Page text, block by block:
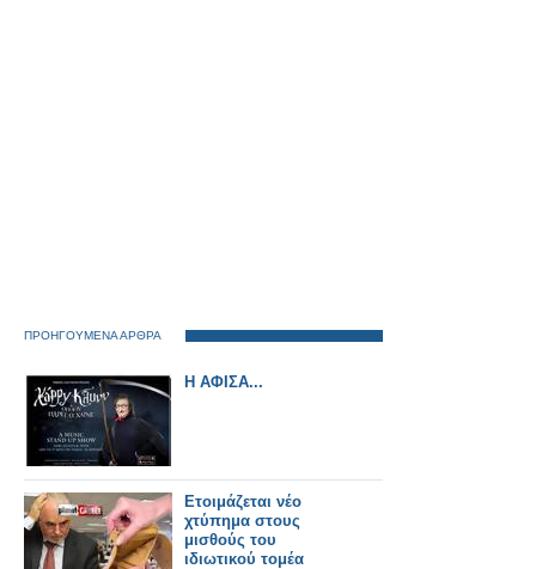
ΠΡΟΗΓΟΥΜΕΝΑ ΑΡΘΡΑ
Η ΑΦΙΣΑ...
Ετοιμάζεται νέο
χτύπημα στους
μισθούς του
ιδιωτικού τομέα